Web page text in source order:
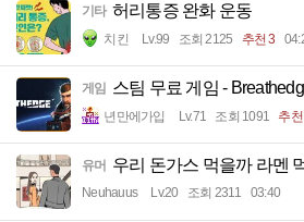
기타 허리통증 완화 운동
치킨 Lv.99 조회 2125 추천 3
게임 스팀 무료 게임 -
년만에가입 Lv.71 조회 1091 추
유머 우리 돈가스 먹을까 라멘
Neuhauus Lv.20 조회 2311 03:40